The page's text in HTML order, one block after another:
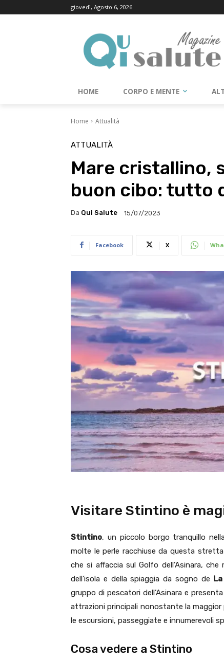
giovedì, Agosto 6, 2026
HOME CORPO E MENTE
Home Attualità
ATTUALITÀ
Mare cristallino,
buon cibo: tutto
Da Qui Salute 15/07/2023
Facebook X
Visitare Stintino è
Stintino, un piccolo borgo tranquillo
molte le perle racchiuse da questa
che si affaccia sul Golfo dell’Asinara,
dell’isola e della spiaggia da sogno de
gruppo di pescatori dell’Asinara e
attrazioni principali nonostante la
le escursioni, passeggiate e innumerevoli
Cosa vedere a Stintino